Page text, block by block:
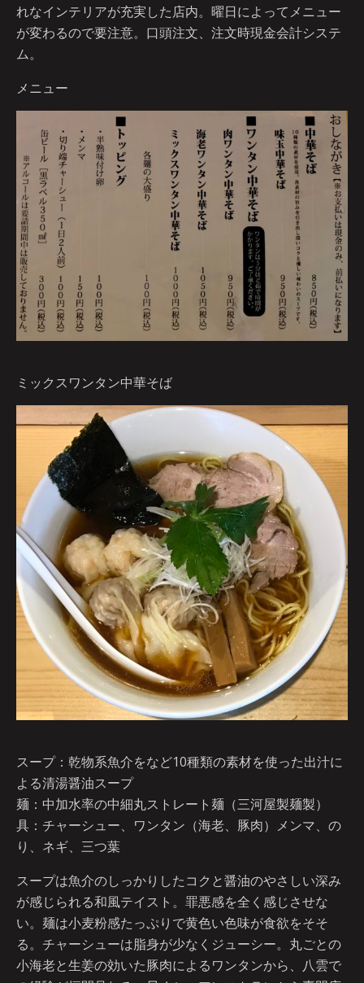
れなインテリアが充実した店内。曜日によってメニュー
が変わるので要注意。口頭注文、注文時現金会計システ
ム。
メニュー
ミックスワンタン中華そば
スープ：乾物系魚介をなど10種類の素材を使った出汁に
よる清湯醤油スープ
麺：中加水率の中細丸ストレート麺（三河屋製麺製）
具：チャーシュー、ワンタン（海老、豚肉）メンマ、の
り、ネギ、三つ葉
スープは魚介のしっかりしたコクと醤油のやさしい深み
が感じられる和風テイスト。罪悪感を全く感じさせな
い。麺は小麦粉感たっぷりで黄色い色味が食欲をそそ
る。チャーシューは脂身が少なくジューシー。丸ごとの
小海老と生姜の効いた豚肉によるワンタンから、八雲で